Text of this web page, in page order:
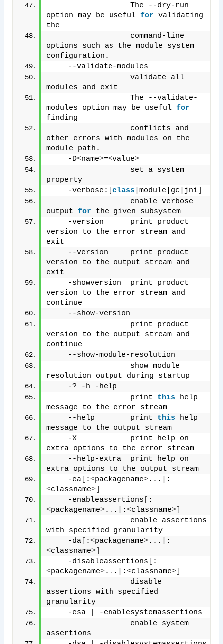
                  The --dry-run
option may be useful for validating
the
                  command-line
options such as the module system
configuration.
    --validate-modules
                  validate all
modules and exit
                  The --validate-
modules option may be useful for
finding
                  conflicts and
other errors with modules on the
module path.
    -D
<name>=<value>
                  set a system
property
    -verbose:
class |module|gc|jni]
                  enable verbose
output for the given subsystem
    -version      print product
version to the error stream and
exit
    --version     print product
version to the output stream and
exit
    -showversion  print product
version to the error stream and
continue
    --show-version
                  print product
version to the output stream and
continue
    --show-module-resolution
                  show module
resolution output during startup
    -? -h -help
                  print
this help
message to the error stream
    --help        print
this help
message to the output stream
    -X            print help on
extra options to the error stream
    --help-extra  print help on
extra options to the output stream
    -ea
[ :<packagename>...|:
<classname>]
    -enableassertions
:
<packagename>...|:<classname>]
                  enable assertions
with specified granularity
    -da
[ :<packagename>...|:
<classname>]
    -disableassertions
:
<packagename>...|:<classname>]
                  disable
assertions with specified
granularity
    -esa
-enablesystemassertions
                  enable system
assertions